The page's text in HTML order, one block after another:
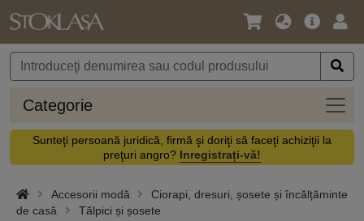
Limbă
Monedă
Meniul
Categorie
Sunteţi persoană juridică, firmă şi doriţi să faceţi achiziţii la
preţuri angro? Inregistrați-vă!
Accesorii modă
Ciorapi, dresuri, șosete și încălțăminte
de casă
Tălpici și șosete